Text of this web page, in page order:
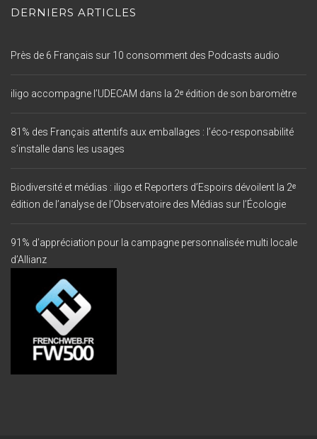
DERNIERS ARTICLES
Près de 6 Français sur 10 consomment des Podcasts audio
iligo accompagne l’UDECAM dans la 2ᵉ édition de son baromètre
81% des Français attentifs aux emballages : l’éco-responsabilité
s’installe dans les usages
Biodiversité et médias : iligo et Reporters d’Espoirs dévoilent la 2ᵉ
édition de l’analyse de l’Observatoire des Médias sur l’Écologie
91% d’appréciation pour la campagne personnalisée multi locale
d’Allianz